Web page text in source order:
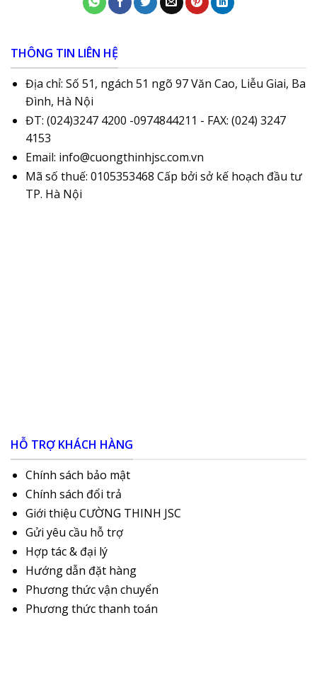
THÔNG TIN LIÊN HỆ
Địa chỉ: Số 51, ngách 51 ngõ 97 Văn Cao, Liễu Giai, Ba
Đình, Hà Nội
ĐT: (024)3247 4200 -0974844211 - FAX: (024) 3247
4153
Email: info@cuongthinhjsc.com.vn
Mã số thuế: 0105353468 Cấp bởi sở kế hoạch đầu tư
TP. Hà Nội
HỖ TRỢ KHÁCH HÀNG
Chính sách bảo mật
Chính sách đổi trả
Giới thiệu CƯỜNG THINH JSC
Gửi yêu cầu hỗ trợ
Hợp tác & đại lý
Hướng dẫn đặt hàng
Phương thức vận chuyển
Phương thức thanh toán